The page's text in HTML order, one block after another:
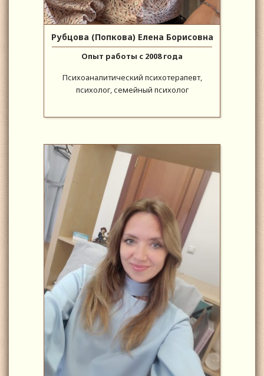
Рубцова (Попкова) Елена Борисовна
Опыт работы с 2008 года
Психоаналитический психотерапевт,
психолог, семейный психолог